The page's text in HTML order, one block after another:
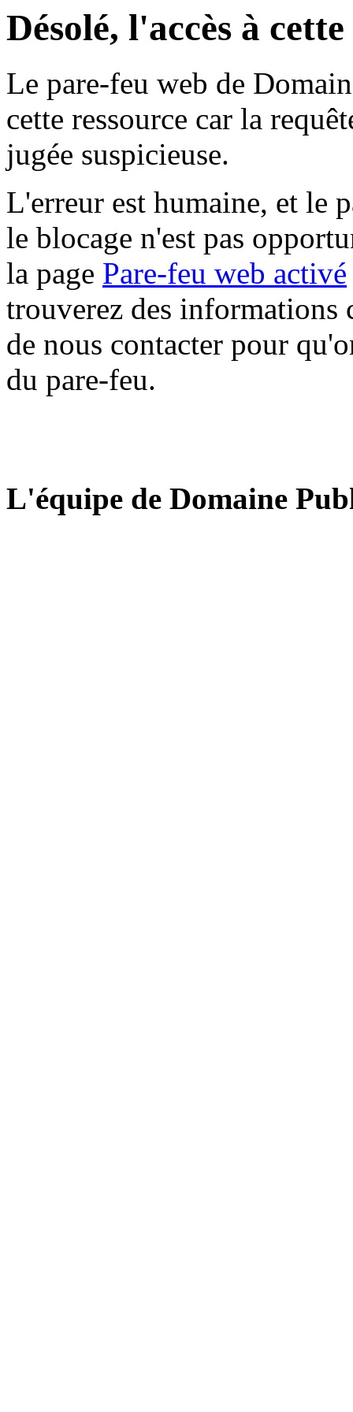
Désolé, l'accès à
Le pare-feu web de
cette ressource car la
jugée suspicieuse.
L'erreur est humaine, et le
le blocage n'est pas
la page Pare-feu web activé
trouverez des informations
de nous contacter pour
du pare-feu.
L'équipe de Domaine